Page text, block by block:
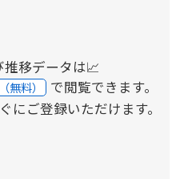
移データは📈
無料） で閲覧できます。
にご登録いただけます。